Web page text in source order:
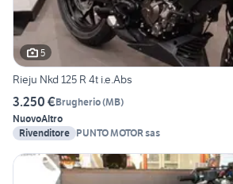
5
Rieju Nkd 125 R 4t i.e.Abs
3.250 €Brugherio(MB)
NuovoAltro
Rivenditore PUNTO MOTOR sas